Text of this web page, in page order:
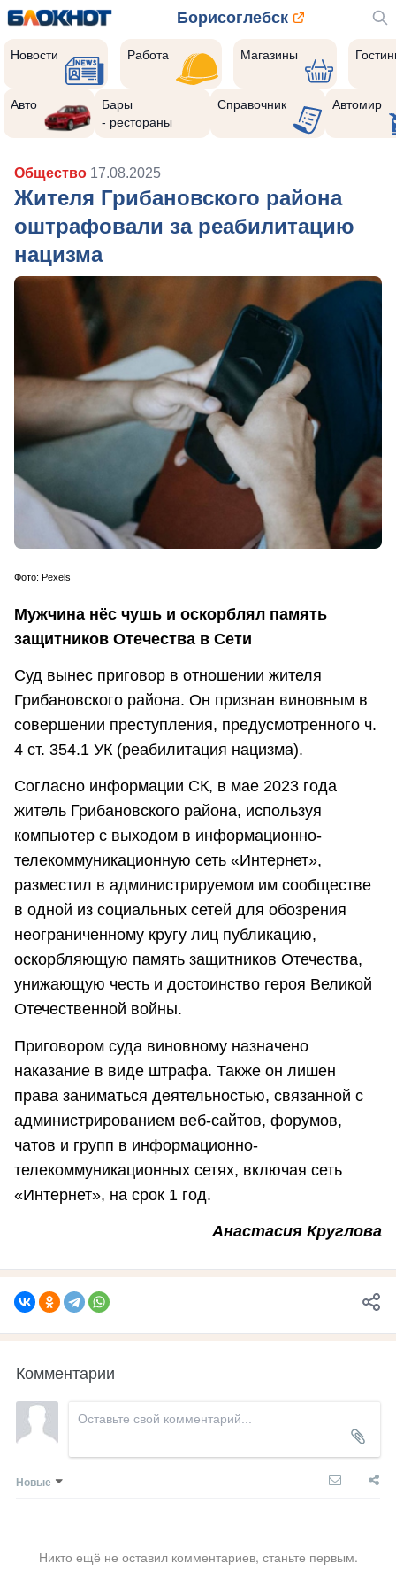
Борисоглебск
Новости Работа Магазины
Авто
Бары
- рестораны
Справочник Автомир
Общество 17.08.2025
Жителя Грибановского района
оштрафовали за реабилитацию
нацизма
Фото: Pexels
Мужчина нёс чушь и оскорблял память
защитников Отечества в Сети
Суд вынес приговор в отношении жителя
Грибановского района. Он признан виновным в
совершении преступления, предусмотренного ч.
4 ст. 354.1 УК (реабилитация нацизма).
Согласно информации СК, в мае 2023 года
житель Грибановского района, используя
компьютер с выходом в информационно-
телекоммуникационную сеть «Интернет»,
разместил в администрируемом им сообществе
в одной из социальных сетей для обозрения
неограниченному кругу лиц публикацию,
оскорбляющую память защитников Отечества,
унижающую честь и достоинство героя Великой
Отечественной войны.
Приговором суда виновному назначено
наказание в виде штрафа. Также он лишен
права заниматься деятельностью, связанной с
администрированием веб-сайтов, форумов,
чатов и групп в информационно-
телекоммуникационных сетях, включая сеть
«Интернет», на срок 1 год.
Анастасия Круглова
Комментарии
Новые
Никто ещё не оставил комментариев, станьте первым.